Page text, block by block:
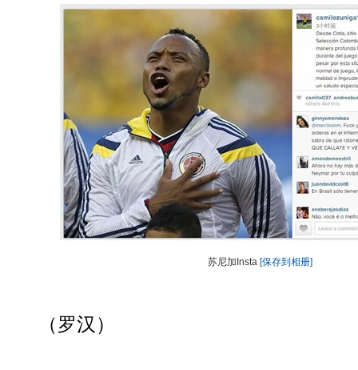
苏尼加Insta [保存到相册]
（罗汉）